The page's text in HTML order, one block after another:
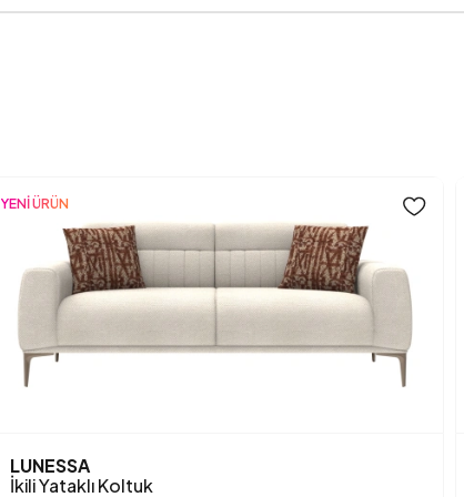
Kırlent Adedi
Kol Genişliği (mm)
Maksimum Taşıma
YENİ ÜRÜN
LUNESSA
İkili Yataklı Koltuk